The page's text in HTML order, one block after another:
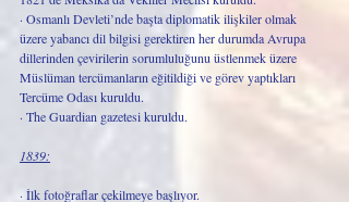
· Osmanlı Devleti’nde başta diplomatik ilişkiler olmak
üzere yabancı dil bilgisi gerektiren her durumda Avrupa
dillerinden çevirilerin sorumluluğunu üstlenmek üzere
Müslüman tercümanların eğitildiği ve görev yaptıkları
Tercüme Odası kuruldu.
· The Guardian gazetesi kuruldu.
1839:
· İlk fotoğraflar çekilmeye başlıyor.